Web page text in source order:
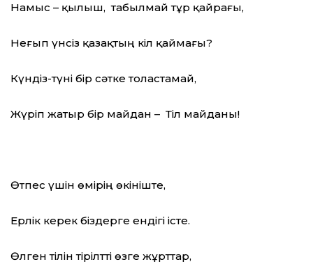
Намыс – қылыш, табылмай тұр қайрағы,
Неғып үнсіз қазақтың кіл қаймағы?
Күндіз-түні бір сәтке толастамай,
Жүріп жатыр бір майдан – Тіл майданы!
Өтпес үшін өмірің өкініште,
Ерлік керек біздерге ендігі істе.
Өлген тілін тірілтті өзге жұрттар,